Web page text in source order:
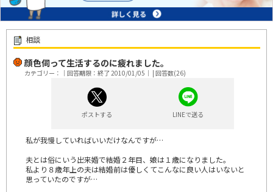
相談
顔色伺って生活するのに疲れました。
カテゴリー：｜回答期限：終了 2010/01/05｜ | 回答数(26)
ポストする LINEで送る
私が我慢していればいいだけなんですが…
夫とは俗にいう出来婚で結婚２年目、娘は１歳になりました。
私より８歳年上の夫は結婚前は優しくてこんなに良い人はいないと
思っていたのですが…